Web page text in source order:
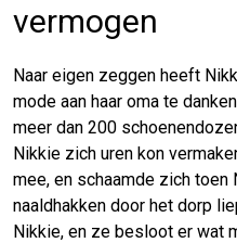
vermogen
Naar eigen zeggen heeft
mode aan haar oma te
meer dan 200
Nikkie zich uren kon
mee, en schaamde zich
naaldhakken door het dorp
Nikkie, en ze besloot er wat